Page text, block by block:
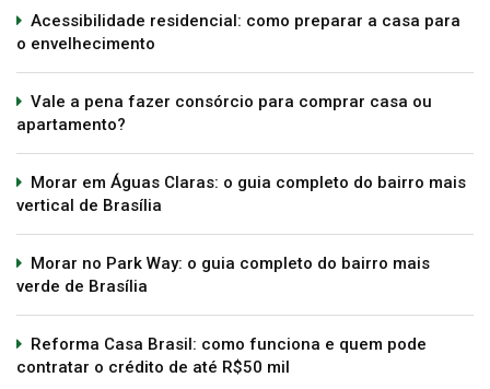
Acessibilidade residencial: como preparar a casa para
o envelhecimento
Vale a pena fazer consórcio para comprar casa ou
apartamento?
Morar em Águas Claras: o guia completo do bairro mais
vertical de Brasília
Morar no Park Way: o guia completo do bairro mais
verde de Brasília
Reforma Casa Brasil: como funciona e quem pode
contratar o crédito de até R$50 mil